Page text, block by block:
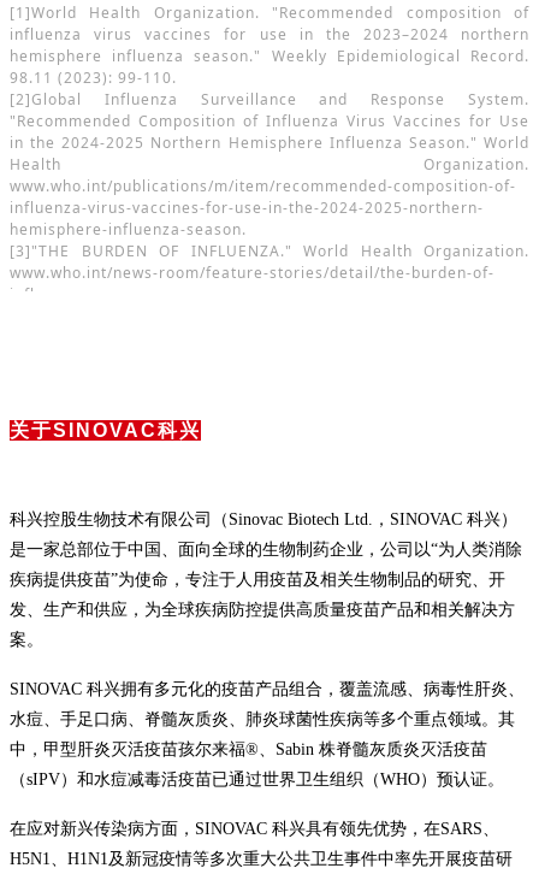
[1]World Health Organization. "Recommended composition of
influenza virus vaccines for use in the 2023–2024 northern
hemisphere influenza season." Weekly Epidemiological Record.
98.11 (2023): 99-110.
[2]Global Influenza Surveillance and Response System.
"Recommended Composition of Influenza Virus Vaccines for Use
in the 2024-2025 Northern Hemisphere Influenza Season." World
Health Organization.
www.who.int/publications/m/item/recommended-composition-of-
influenza-virus-vaccines-for-use-in-the-2024-2025-northern-
hemisphere-influenza-season.
[3]"THE BURDEN OF INFLUENZA." World Health Organization.
www.who.int/news-room/feature-stories/detail/the-burden-of-
influenza.
关于SINOVAC科兴
科兴控股生物技术有限公司（Sinovac Biotech Ltd.，SINOVAC 科兴）
是一家总部位于中国、面向全球的生物制药企业，公司以“为人类消除
疾病提供疫苗”为使命，专注于人用疫苗及相关生物制品的研究、开
发、生产和供应，为全球疾病防控提供高质量疫苗产品和相关解决方
案。
SINOVAC 科兴拥有多元化的疫苗产品组合，覆盖流感、病毒性肝炎、
水痘、手足口病、脊髓灰质炎、肺炎球菌性疾病等多个重点领域。其
中，甲型肝炎灭活疫苗孩尔来福®、Sabin 株脊髓灰质炎灭活疫苗
（sIPV）和水痘减毒活疫苗已通过世界卫生组织（WHO）预认证。
在应对新兴传染病方面，SINOVAC 科兴具有领先优势，在SARS、
H5N1、H1N1及新冠疫情等多次重大公共卫生事件中率先开展疫苗研